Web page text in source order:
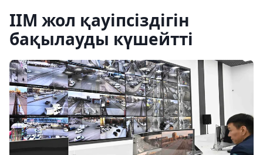
ІІМ жол қауіпсіздігін
бақылауды күшейтті